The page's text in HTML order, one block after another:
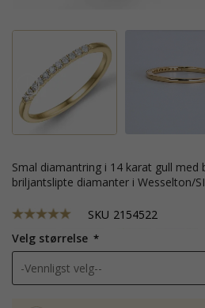
smal diamantring i 14 karat gull med blank overflate og 11
briljantslipte diamanter i Wesselton/SI
SKU 2154522
Velg størrelse